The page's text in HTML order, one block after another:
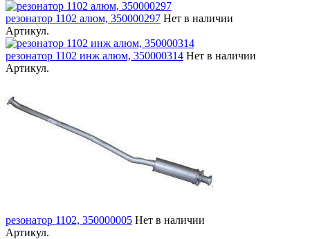
резонатор 1102 алюм, 350000297 Нет в наличии
Артикул.
резонатор 1102 инж алюм, 350000314 Нет в наличии
Артикул.
резонатор 1102, 350000005 Нет в наличии
Артикул.